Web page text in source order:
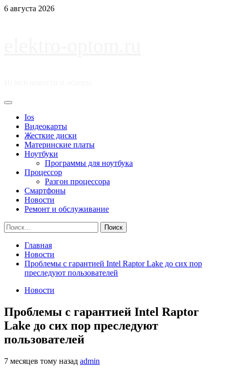
Перейти
6 августа 2026
Основное
Ios
Видеокарты
Жесткие диски
Материнские платы
Ноутбуки
Программы для ноутбука
Процессор
Разгон процессора
Смартфоны
Новости
Ремонт и обслуживание
Найти:
Главная
Новости
Проблемы с гарантией Intel Raptor Lake до сих пор
преследуют пользователей
Новости
Проблемы с гарантией Intel Raptor
Lake до сих пор преследуют
пользователей
7 месяцев тому назад admin